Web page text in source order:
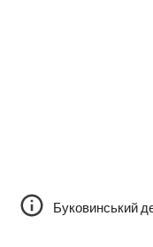
Буковинський